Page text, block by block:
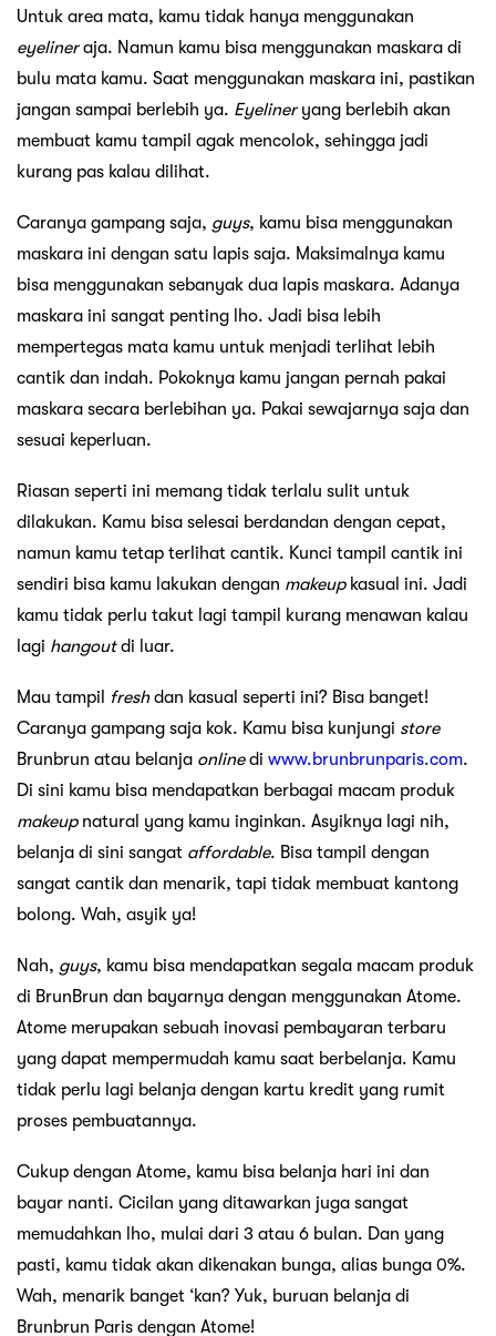
Untuk area mata, kamu tidak hanya menggunakan
eyelineraja. Namun kamu bisa menggunakan maskara di
bulu mata kamu. Saat menggunakan maskara ini, pastikan
jangan sampai berlebih ya. Eyelineryang berlebih akan
membuat kamu tampil agak mencolok, sehingga jadi
kurang pas kalau dilihat.
Caranya gampang saja, guys, kamu bisa menggunakan
maskara ini dengan satu lapis saja. Maksimalnya kamu
bisa menggunakan sebanyak dua lapis maskara. Adanya
maskara ini sangat penting lho. Jadi bisa lebih
mempertegas mata kamu untuk menjadi terlihat lebih
cantik dan indah. Pokoknya kamu jangan pernah pakai
maskara secara berlebihan ya. Pakai sewajarnya saja dan
sesuai keperluan.
Riasan seperti ini memang tidak terlalu sulit untuk
dilakukan. Kamu bisa selesai berdandan dengan cepat,
namun kamu tetap terlihat cantik. Kunci tampil cantik ini
sendiri bisa kamu lakukan dengan makeupkasual ini. Jadi
kamu tidak perlu takut lagi tampil kurang menawan kalau
lagi hangoutdi luar.
Mau tampil freshdan kasual seperti ini? Bisa banget!
Caranya gampang saja kok. Kamu bisa kunjungi store
Brunbrun atau belanja onlinedi www.brunbrunparis.com.
Di sini kamu bisa mendapatkan berbagai macam produk
makeupnatural yang kamu inginkan. Asyiknya lagi nih,
belanja di sini sangat affordable. Bisa tampil dengan
sangat cantik dan menarik, tapi tidak membuat kantong
bolong. Wah, asyik ya!
Nah, guys, kamu bisa mendapatkan segala macam produk
di BrunBrun dan bayarnya dengan menggunakan Atome.
Atome merupakan sebuah inovasi pembayaran terbaru
yang dapat mempermudah kamu saat berbelanja. Kamu
tidak perlu lagi belanja dengan kartu kredit yang rumit
proses pembuatannya.
Cukup dengan Atome, kamu bisa belanja hari ini dan
bayar nanti. Cicilan yang ditawarkan juga sangat
memudahkan lho, mulai dari 3 atau 6 bulan. Dan yang
pasti, kamu tidak akan dikenakan bunga, alias bunga 0%.
Wah, menarik banget ‘kan? Yuk, buruan belanja di
Brunbrun Paris dengan Atome!